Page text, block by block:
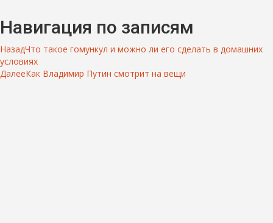
Навигация по записям
НазадЧто такое гомункул и можно ли его сделать в домашних
условиях
ДалееКак Владимир Путин смотрит на вещи